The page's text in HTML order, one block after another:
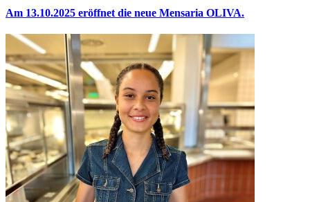
Am 13.10.2025 eröffnet die neue Mensaria OLIVA.